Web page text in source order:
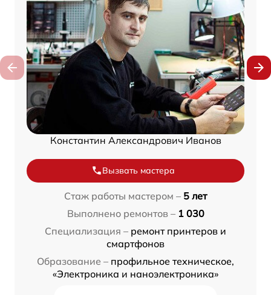
Константин Александрович Иванов
Вызвать мастера
Стаж работы мастером – 5 лет
Выполнено ремонтов – 1 030
Специализация – ремонт принтеров и
смартфонов
Образование – профильное техническое,
«Электроника и наноэлектроника»